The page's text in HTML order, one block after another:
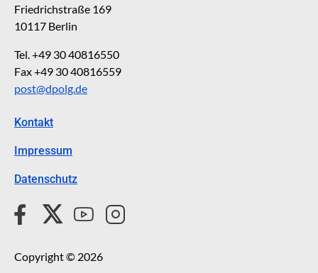
Friedrichstraße 169
10117 Berlin
Tel. +49 30 40816550
Fax +49 30 40816559
post@dpolg.de
Kontakt
Impressum
Datenschutz
Copyright © 2026